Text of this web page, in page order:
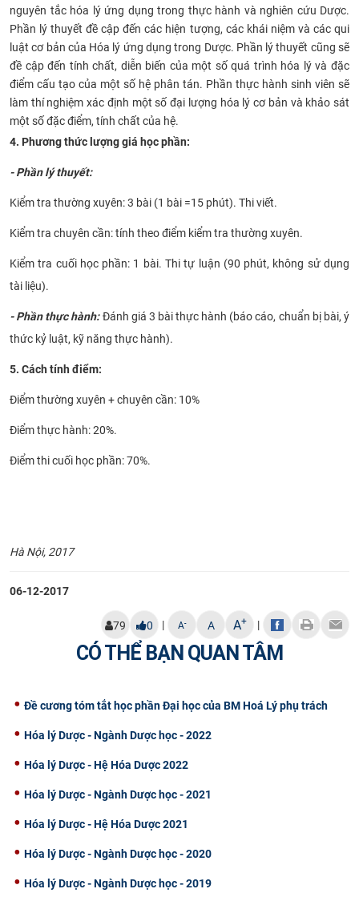
nguyên tắc hóa lý ứng dụng trong thực hành và nghiên cứu Dược.
Phần lý thuyết đề cập đến các hiện tượng, các khái niệm và các qui
luật cơ bản của Hóa lý ứng dụng trong Dược. Phần lý thuyết cũng sẽ
đề cập đến tính ​chất, diễn biến của một số quá trình hóa lý và đặc
điểm cấu tạo của một số hệ phân tán. Phần thực hành sinh viên sẽ
làm thí nghiệm xác định một số đại lượng hóa lý cơ bản và khảo sát
một số đặc điểm, tính chất của hệ.
4. Phương thức l ượng giá học phần:
- Phần lý thuyết:
Kiểm tra thường xuyên: 3 bài (1 bài =15 phút). Thi viết.
Kiểm tra chuyên cần: tính theo điểm kiểm tra thường xuyên.
Kiểm tra cuối học phần: 1 bài. Thi tự luận (90 phút, không sử dụng
tài liệu).
- Phần thực hành:Đánh giá 3 bài thực hành (báo cáo, chuẩn bị bài, ý
thức kỷ luật, kỹ năng thực hành).
5. Cách tính điểm:
Điểm thường xuyên + chuyên cần: 10%
Điểm thực hành: 20%.
Điểm thi cuối học phần: 70%.
Hà Nội, 2017
06-12-2017
79 0 | A- A A+ |
CÓ THỂ BẠN QUAN TÂM
Đề cương tóm tắt học phần Đại học của BM Hoá Lý phụ trách
Hóa lý Dược - Ngành Dược học - 2022
Hóa lý Dược - Hệ Hóa Dược 2022
Hóa lý Dược - Ngành Dược học - 2021
Hóa lý Dược - Hệ Hóa Dược 2021
Hóa lý Dược - Ngành Dược học - 2020
Hóa lý Dược - Ngành Dược học - 2019